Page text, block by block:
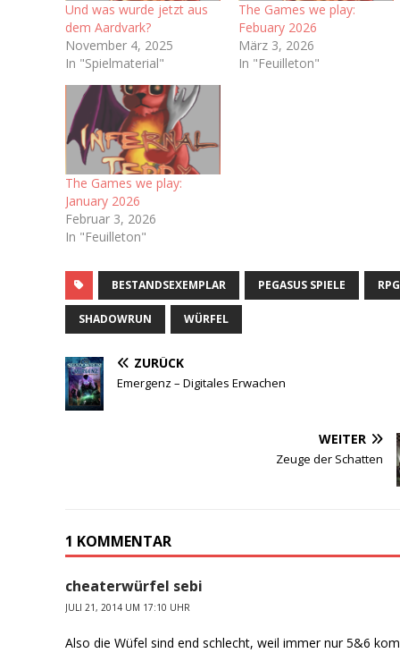
Und was wurde jetzt aus
dem Aardvark?
November 4, 2025
In "Spielmaterial"
The Games we play:
Febuary 2026
März 3, 2026
In "Feuilleton"
The Games we play:
January 2026
Februar 3, 2026
In "Feuilleton"
BESTANDSEXEMPLAR PEGASUS SPIELE RPG
SHADOWRUN WÜRFEL
ZURÜCK
Emergenz – Digitales Erwachen
WEITER
Zeuge der Schatten
1 KOMMENTAR
cheaterwürfel sebi
JULI 21, 2014 UM 17:10 UHR
Also die Wüfel sind end schlecht, weil immer nur 5&6